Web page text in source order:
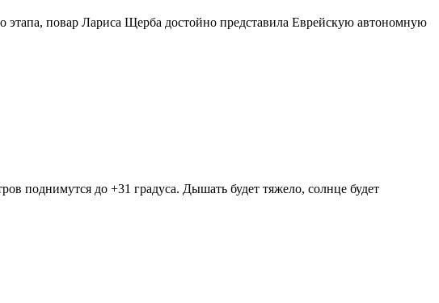
повар Лариса Щерба достойно представила Еврейскую автономную
поднимутся до +31 градуса. Дышать будет тяжело, солнце будет